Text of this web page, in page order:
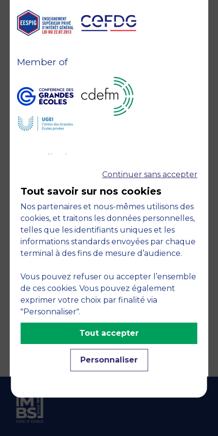
Accreditations
Member of
Engagements
Continuer sans accepter
Tout savoir sur nos cookies
Nos partenaires et nous-mêmes utilisons des
cookies, et traitons les données personnelles,
telles que les identifiants uniques et les
informations standards envoyées par chaque
terminal à des fins de mesure d’audience.
Vous pouvez refuser ou accepter l’ensemble
de ces cookies. Vous pouvez également
exprimer votre choix par finalité via
"Personnaliser".
Personnaliser
Tout accepter